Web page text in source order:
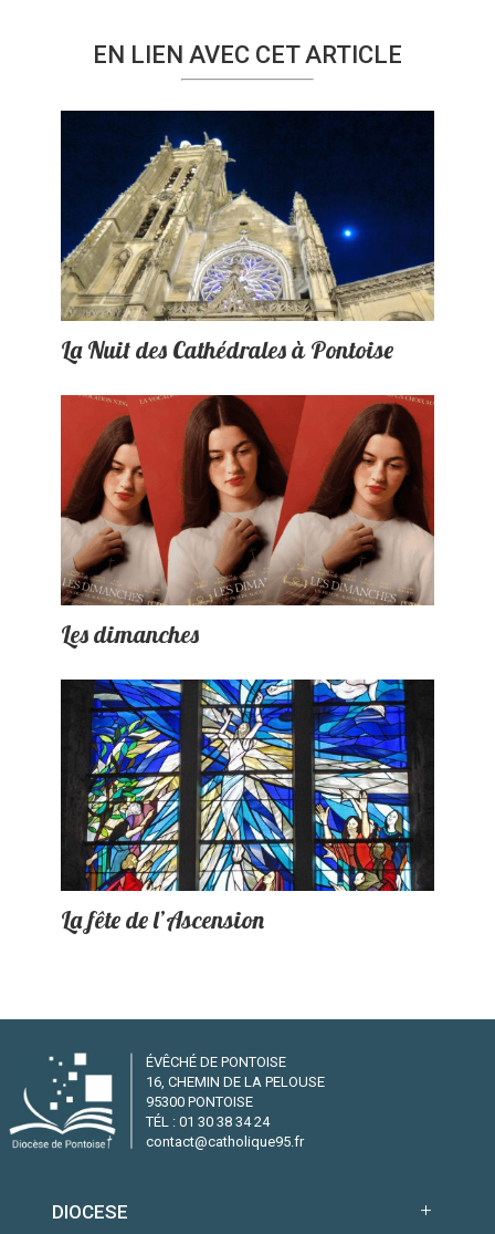
EN LIEN AVEC CET ARTICLE
La Nuit des Cathédrales à Pontoise
Les dimanches
La fête de l’Ascension
ÉVÊCHÉ DE PONTOISE
16, CHEMIN DE LA PELOUSE
95300 PONTOISE
TÉL : 01 30 38 34 24
contact@catholique95.fr
DIOCESE